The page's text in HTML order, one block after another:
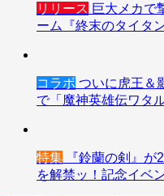
リリース 巨大メカで
ーム『終末のタイタ
コラボ ついに虎王＆
で「魔神英雄伝ワタ
特集 『鈴蘭の剣』が
を解禁ッ！記念イベ